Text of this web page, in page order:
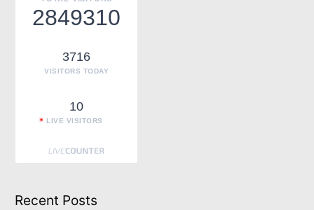
2849310
3716
VISITORS TODAY
10
LIVE VISITORS
Recent Posts